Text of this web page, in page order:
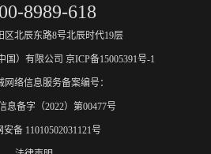
8989-618
区北辰东路8号北辰时代19层
）有限公司 京ICP备15005391号-1
络信息服务备案编号：
息备字（2022）第00477号
安备 11010502031121号